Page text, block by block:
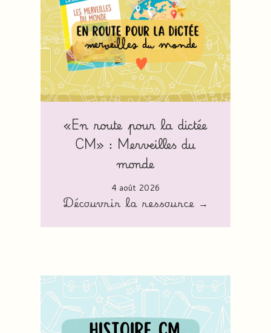
«En route pour la dictée
CM» : Merveilles du
monde
4 août 2026
Découvrir la ressource →